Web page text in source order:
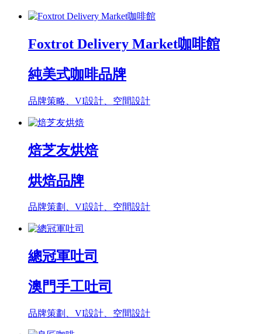
Foxtrot Delivery Market咖啡館
純美式咖啡品牌
品牌策略、VI設計、空間設計
焙芝友烘焙
烘焙品牌
品牌策劃、VI設計、空間設計
總冠軍吐司
澳門手工吐司
品牌策劃、VI設計、空間設計